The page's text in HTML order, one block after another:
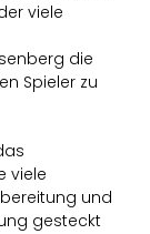
viele
die
Spieler zu
viele
und
gesteckt